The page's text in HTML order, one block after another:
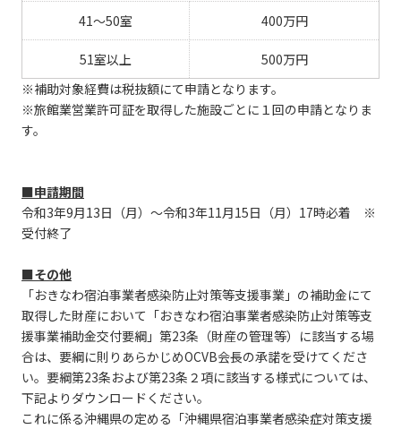
41～50室 400万円
51室以上
500万円
※補助対象経費は税抜額にて申請となります。
※旅館業営業許可証を取得した施設ごとに１回の申請となりま
す。
■申請期間
令和3年9月13日（月）～令和3年11月15日（月）17時必着 ※
受付終了
■その他
「おきなわ宿泊事業者感染防止対策等支援事業」の補助金にて
取得した財産において「おきなわ宿泊事業者感染防止対策等支
援事業補助金交付要綱」第23条（財産の管理等）に該当する場
合は、要綱に則りあらかじめOCVB会長の承諾を受けてくださ
い。要綱第23条および第23条２項に該当する様式については、
下記よりダウンロードください。
これに係る沖縄県の定める「沖縄県宿泊事業者感染症対策支援